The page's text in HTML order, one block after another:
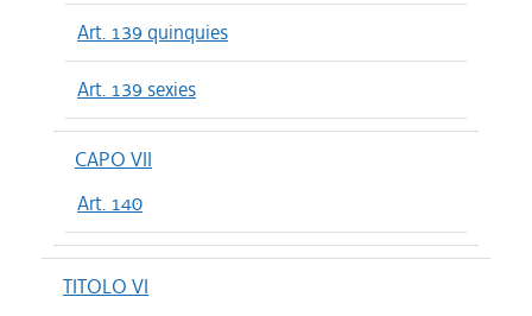
Art. 139 quinquies
Art. 139 sexies
CAPO VII
Art. 140
TITOLO VI